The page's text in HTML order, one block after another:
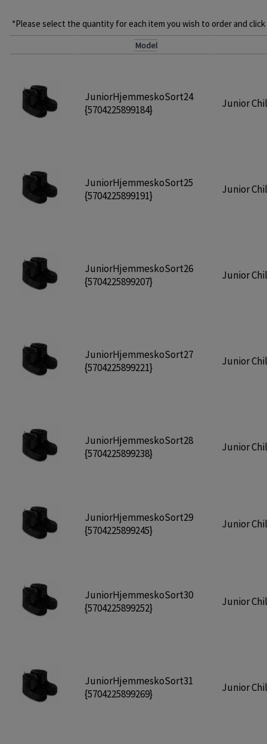
*Please select the quantity for each item you wish to order and
Model
JuniorHjemmeskoSort24
{5704225899184}
Junior
JuniorHjemmeskoSort25
{5704225899191}
Junior
JuniorHjemmeskoSort26
{5704225899207}
Junior
JuniorHjemmeskoSort27
{5704225899221}
Junior
JuniorHjemmeskoSort28
{5704225899238}
Junior
JuniorHjemmeskoSort29
{5704225899245}
Junior
JuniorHjemmeskoSort30
{5704225899252}
Junior
JuniorHjemmeskoSort31
{5704225899269}
Junior